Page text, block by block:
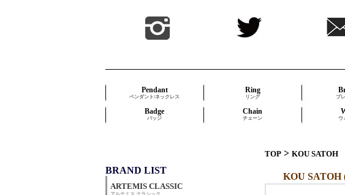
Pendant
ペンダント/ネックレス
Ring
リング ブ
Badge
バッジ
Chain
チェーン ウ
TOP > KOU SATOH
KOU
BRAND LIST
ARTEMIS CLASSIC